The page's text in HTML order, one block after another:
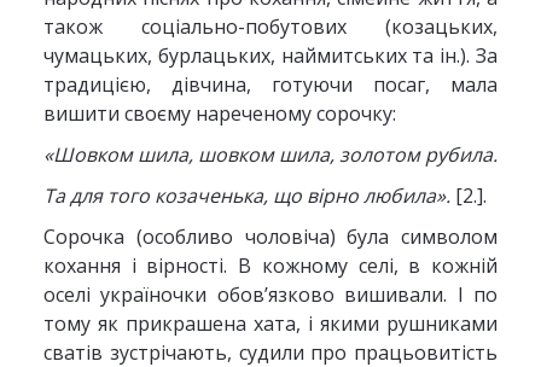
також соціально-побутових (козацьких,
чумацьких, бурлацьких, наймитських та ін.). За
традицією, дівчина, готуючи посаг, мала
вишити своєму нареченому сорочку:
«Шовком шила, шовком шила, золотом рубила.
Та для того козаченька, що вірно любила». [2.].
Сорочка (особливо чоловіча) була символом
кохання і вірності. В кожному селі, в кожній
оселі україночки обов’язково вишивали. І по
тому як прикрашена хата, і якими рушниками
сватів зустрічають, судили про працьовитість